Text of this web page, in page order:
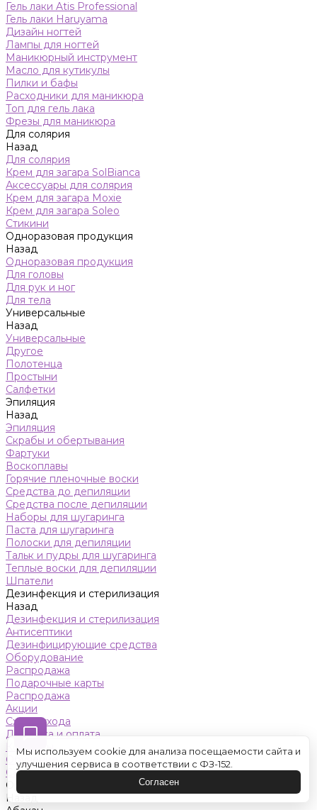
Гель лаки Atis Professional
Гель лаки Haruyama
Дизайн ногтей
Лампы для ногтей
Маникюрный инструмент
Масло для кутикулы
Пилки и бафы
Расходники для маникюра
Топ для гель лака
Фрезы для маникюра
Для солярия
Назад
Для солярия
Крем для загара SolBianca
Аксессуары для солярия
Крем для загара Moxie
Крем для загара Soleo
Стикини
Одноразовая продукция
Назад
Одноразовая продукция
Для головы
Для рук и ног
Для тела
Универсальные
Назад
Универсальные
Другое
Полотенца
Простыни
Салфетки
Эпиляция
Назад
Эпиляция
Скрабы и обертывания
Фартуки
Воскоплавы
Горячие пленочные воски
Средства до депиляции
Средства после депиляции
Наборы для шугаринга
Паста для шугаринга
Полоски для депиляции
Тальк и пудры для шугаринга
Теплые воски для депиляции
Шпатели
Дезинфекция и стерилизация
Назад
Дезинфекция и стерилизация
Антисептики
Дезинфицирующие средства
Оборудование
Распродажа
Подарочные карты
Распродажа
Акции
Схемы ухода
Доставка и оплата
Контакты
Обучение
Салон красоты
Оренбург
Назад
Мы используем cookie для анализа посещаемости сайта и
улучшения сервиса в соответствии с ФЗ-152.
Согласен